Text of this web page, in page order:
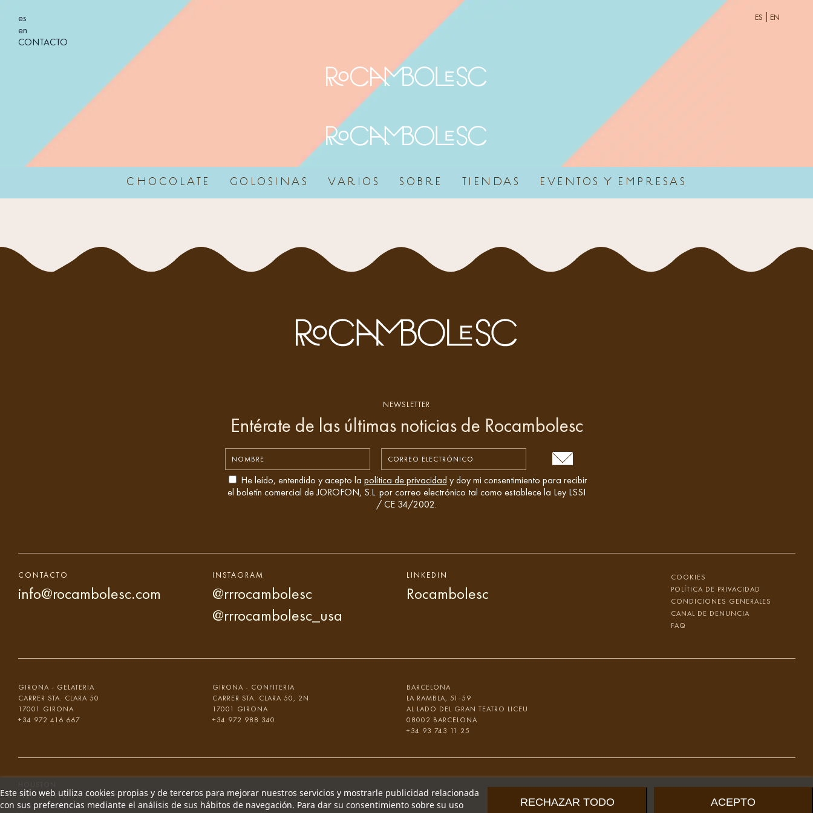
es
en
CONTACTO
ES EN
CHOCOLATE GOLOSINAS VARIOS SOBRE TIENDAS EVENTOS Y EMPRESAS
NEWSLETTER
Entérate de las últimas noticias de Rocambolesc
He leído, entendido y acepto la política de privacidad y doy mi consentimiento para recibir
el boletín comercial de JOROFON, S.L. por correo electrónico tal como establece la Ley LSSI
/ CE 34/2002.
CONTACTO
info@rocambolesc.com
INSTAGRAM
@rrrocambolesc
@rrrocambolesc_usa
LINKEDIN
Rocambolesc
COOKIES
POLÍTICA DE PRIVACIDAD
CONDICIONES GENERALES
CANAL DE DENUNCIA
FAQ
GIRONA - GELATERIA
CARRER STA. CLARA 50
17001 GIRONA
+34 972 416 667
GIRONA - CONFITERIA
CARRER STA. CLARA 50, 2N
17001 GIRONA
+34 972 988 340
BARCELONA
LA RAMBLA, 51-59
AL LADO DEL GRAN TEATRO LICEU
08002 BARCELONA
+34 93 743 11 25
1101-10 UPTOWN PARK BLVD.
77056 HOUSTON
Este sitio web utiliza cookies propias y de terceros para mejorar nuestros servicios y mostrarle publicidad relacionada
con sus preferencias mediante el análisis de sus hábitos de navegación. Para dar su consentimiento sobre su uso
RECHAZAR TODO ACEPTO